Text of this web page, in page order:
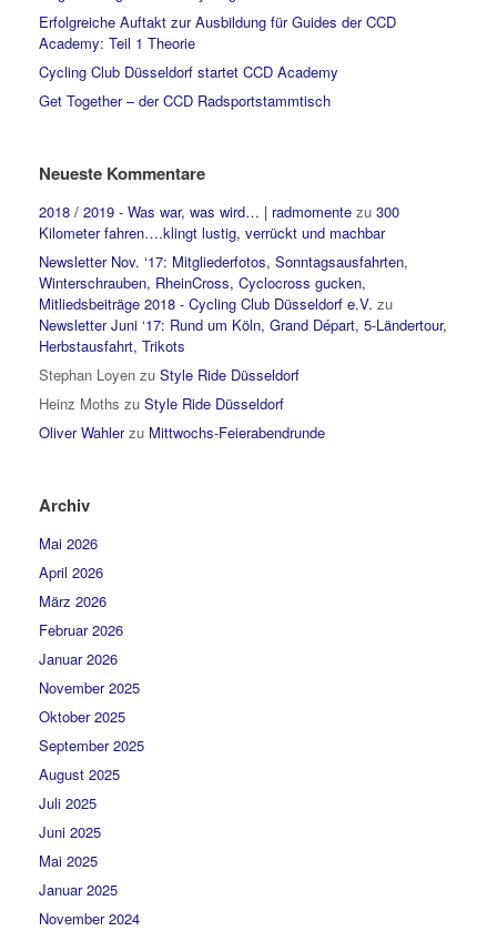
Erfolgreiche Auftakt zur Ausbildung für Guides der CCD
Academy: Teil 1 Theorie
Cycling Club Düsseldorf startet CCD Academy
Get Together – der CCD Radsportstammtisch
Neueste Kommentare
2018 / 2019 - Was war, was wird… | radmomente zu 300
Kilometer fahren….klingt lustig, verrückt und machbar
Newsletter Nov. ‘17: Mitgliederfotos, Sonntagsausfahrten,
Winterschrauben, RheinCross, Cyclocross gucken,
Mitliedsbeiträge 2018 - Cycling Club Düsseldorf e.V. zu
Newsletter Juni ‘17: Rund um Köln, Grand Départ, 5-Ländertour,
Herbstausfahrt, Trikots
Stephan Loyen zu Style Ride Düsseldorf
Heinz Moths zu Style Ride Düsseldorf
Oliver Wahlerzu Mittwochs-Feierabendrunde
Archiv
Mai 2026
April 2026
März 2026
Februar 2026
Januar 2026
November 2025
Oktober 2025
September 2025
August 2025
Juli 2025
Juni 2025
Mai 2025
Januar 2025
November 2024